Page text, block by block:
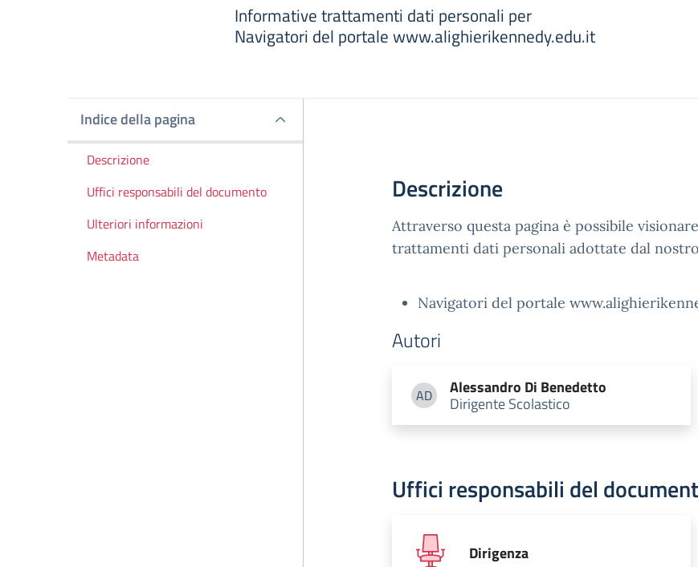
Informative trattamenti dati personali per
Navigatori del portale www.alighierikennedy.edu.it
Indice della pagina
Indice della pagina
Descrizione
Uffici responsabili del documento
Ulteriori informazioni
Metadata
Descrizione
Attraverso questa pagina è possibile
trattamenti dati personali adottate dal
Navigatori del portale
Autori
ADAlessandro Di Benedetto
Alessandro Di Benedetto
Dirigente Scolastico
Uffici responsabili del
Dirigenza